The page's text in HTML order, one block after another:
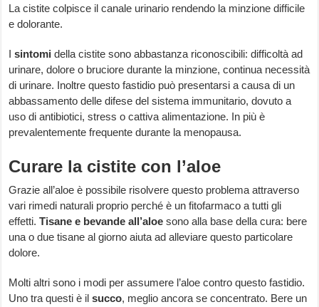
La cistite colpisce il canale urinario rendendo la minzione difficile
e dolorante.
Isintomi della cistite sono abbastanza riconoscibili: difficoltà ad
urinare, dolore o bruciore durante la minzione, continua necessità
di urinare. Inoltre questo fastidio può presentarsi a causa di un
abbassamento delle difese del sistema immunitario, dovuto a
uso di antibiotici, stress o cattiva alimentazione. In più è
prevalentemente frequente durante la menopausa.
Curare la cistite con l’aloe
Grazie all’aloe è possibile risolvere questo problema attraverso
vari rimedi naturali proprio perché è un fitofarmaco a tutti gli
effetti.Tisane e bevande all’aloe sono alla base della cura: bere
una o due tisane al giorno aiuta ad alleviare questo particolare
dolore.
Molti altri sono i modi per assumere l’aloe contro questo fastidio.
Uno tra questi è ilsucco, meglio ancora se concentrato. Bere un